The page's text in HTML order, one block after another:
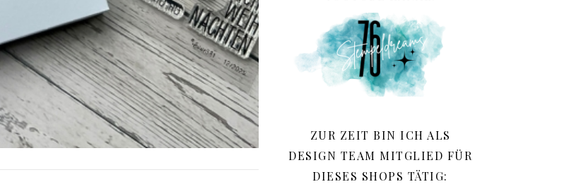
ZUR ZEIT BIN ICH ALS
DESIGN TEAM MITGLIED FÜR
DIESES SHOPS TÄTIG: